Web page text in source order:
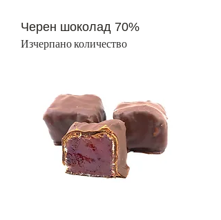
Черен шоколад 70%
Изчерпано количество